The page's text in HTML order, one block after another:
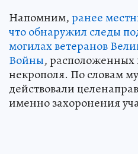
Напомним,ранее
что обнаружил следы
могилах ветеранов
Войны, расположенных
некрополя. По словам
действовали
именно захоронения